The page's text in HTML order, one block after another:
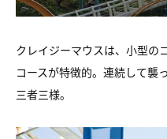
クレイジーマウスは、小型の
コースが特徴的。連続して襲
三者三様。